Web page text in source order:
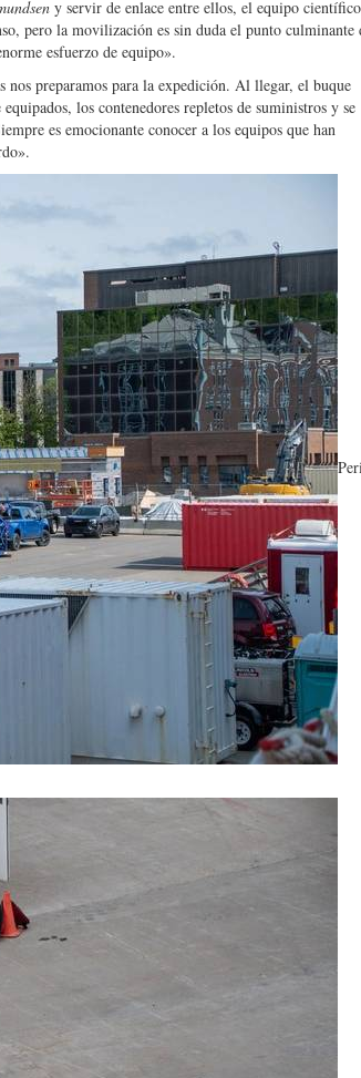
y servir de enlace entre ellos, el equipo
pero la movilización es sin duda el punto culminante
esfuerzo de equipo».
preparamos para la expedición. Al llegar, el buque
los contenedores repletos de suministros y se
es emocionante conocer a los equipos que han